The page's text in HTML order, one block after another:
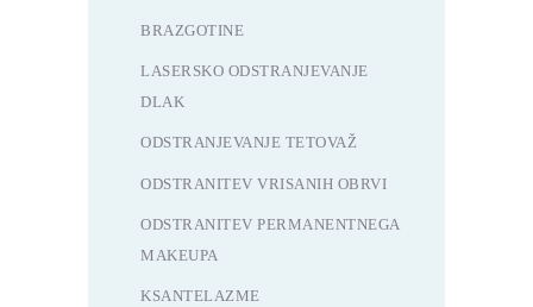
BRAZGOTINE
LASERSKO ODSTRANJEVANJE
DLAK
ODSTRANJEVANJE TETOVAŽ
ODSTRANITEV VRISANIH OBRVI
ODSTRANITEV PERMANENTNEGA
MAKEUPA
KSANTELAZME